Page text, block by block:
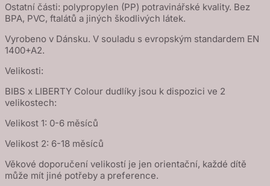
Ostatní části: polypropylen (PP) potravinářské kvality. Bez
BPA, PVC, ftalátů a jiných škodlivých látek.
Vyrobeno v Dánsku. V souladu s evropským standardem EN
1400+A2.
Velikosti:
BIBS x LIBERTY Colour dudlíky jsou k dispozici ve 2
velikostech:
Velikost 1: 0-6 měsíců
Velikost 2: 6-18 měsíců
Věkové doporučení velikostí je jen orientační, každé dítě
může mít jiné potřeby a preference.